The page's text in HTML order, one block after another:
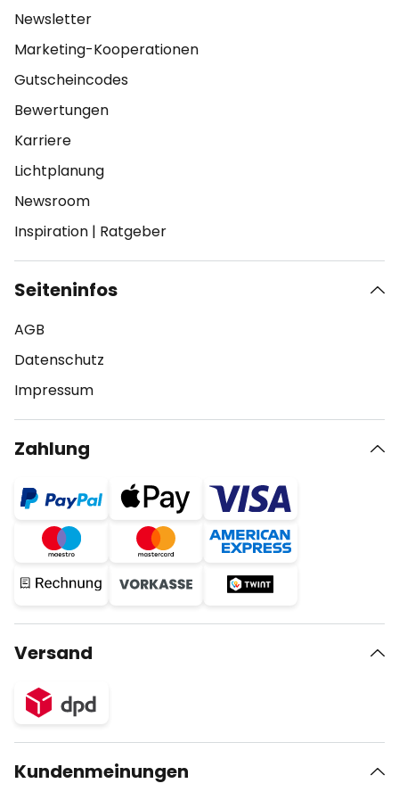
Newsletter
Marketing-Kooperationen
Gutscheincodes
Bewertungen
Karriere
Lichtplanung
Newsroom
Inspiration | Ratgeber
Seiteninfos
AGB
Datenschutz
Impressum
Zahlung
Versand
Kundenmeinungen